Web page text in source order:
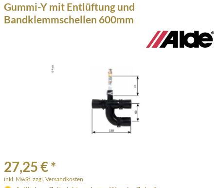
Gummi-Y mit Entlüftung und
Bandklemmschellen 600mm
27,25 € *
inkl. MwSt. zzgl. Versandkosten